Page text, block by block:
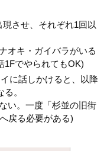
現させ、それぞれ1回以
オキ・ガイバラがいる
1FでやられてもOK)
に話しかけると、以降
。
い。一度「杉並の旧街
へ戻る必要がある)